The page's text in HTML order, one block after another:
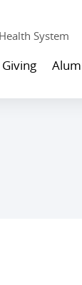
System
Giving